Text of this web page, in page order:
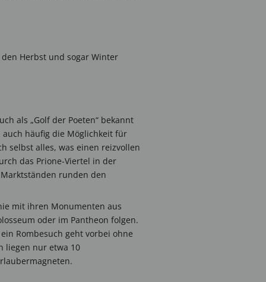
Herbst und sogar Winter
als „Golf der Poeten“ bekannt
häufig die Möglichkeit für
selbst alles, was einen reizvollen
das Prione-Viertel in der
runden den
mit ihren Monumenten aus
oder im Pantheon folgen.
Rombesuch geht vorbei ohne
liegen nur etwa 10